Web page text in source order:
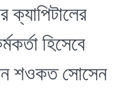
ক্যাপিটালের
হিসেবে
শওকত সোসেন